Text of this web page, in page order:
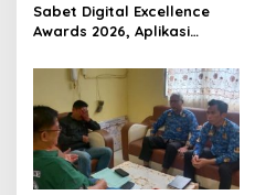
Sabet Digital Excellence
Awards 2026, Aplikasi
Raih Top Public Service App